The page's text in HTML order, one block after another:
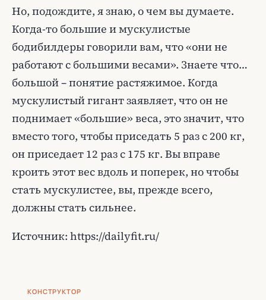
Но, подождите, я знаю, о чем вы думаете.
Когда-то большие и мускулистые
бодибилдеры говорили вам, что «они не
работают с большими весами». Знаете что…
большой – понятие растяжимое. Когда
мускулистый гигант заявляет, что он не
поднимает «большие» веса, это значит, что
вместо того, чтобы приседать 5 раз с 200 кг,
он приседает 12 раз с 175 кг. Вы вправе
кроить этот вес вдоль и поперек, но чтобы
стать мускулистее, вы, прежде всего,
должны стать сильнее.
Источник: https://dailyfit.ru/
КОНСТРУКТОР